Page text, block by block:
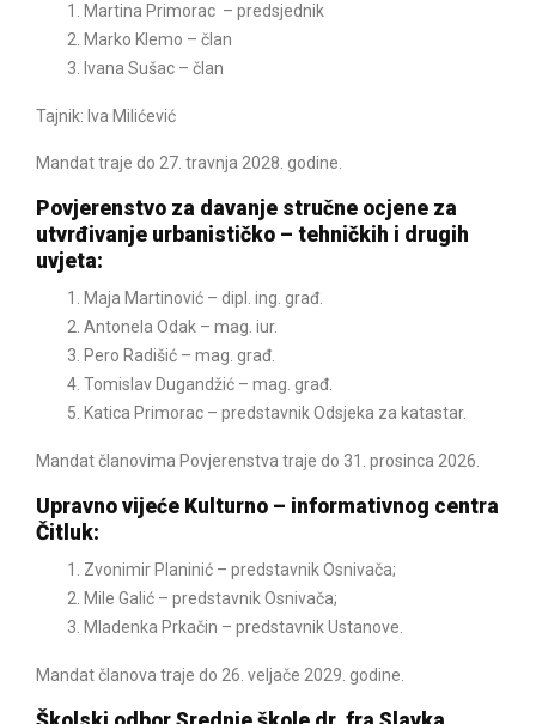
Martina Primorac – predsjednik
Marko Klemo – član
Ivana Sušac – član
Tajnik: Iva Milićević
Mandat traje do 27. travnja 2028. godine.
Povjerenstvo za davanje stručne ocjene za
utvrđivanje urbanističko – tehničkih i drugih
uvjeta:
Maja Martinović – dipl. ing. građ.
Antonela Odak – mag. iur.
Pero Radišić – mag. građ.
Tomislav Dugandžić – mag. građ.
Katica Primorac – predstavnik Odsjeka za katastar.
Mandat članovima Povjerenstva traje do 31. prosinca 2026.
Upravno vijeće Kulturno – informativnog centra
Čitluk:
Zvonimir Planinić – predstavnik Osnivača;
Mile Galić – predstavnik Osnivača;
Mladenka Prkačin – predstavnik Ustanove.
Mandat članova traje do 26. veljače 2029. godine.